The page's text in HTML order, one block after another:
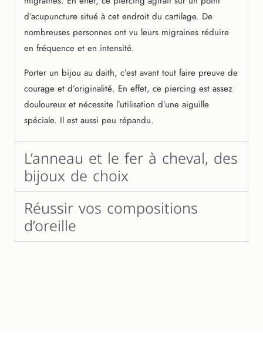
d’acupuncture situé à cet endroit du cartilage. De
nombreuses personnes ont vu leurs migraines réduire
en fréquence et en intensité.
Porter un bijou au daith, c’est avant tout faire preuve de
courage et d’originalité. En effet, ce piercing est assez
douloureux et nécessite l’utilisation d’une aiguille
spéciale. Il est aussi peu répandu.
L’anneau et le fer à cheval, des
bijoux de choix
Réussir vos compositions
d’oreille